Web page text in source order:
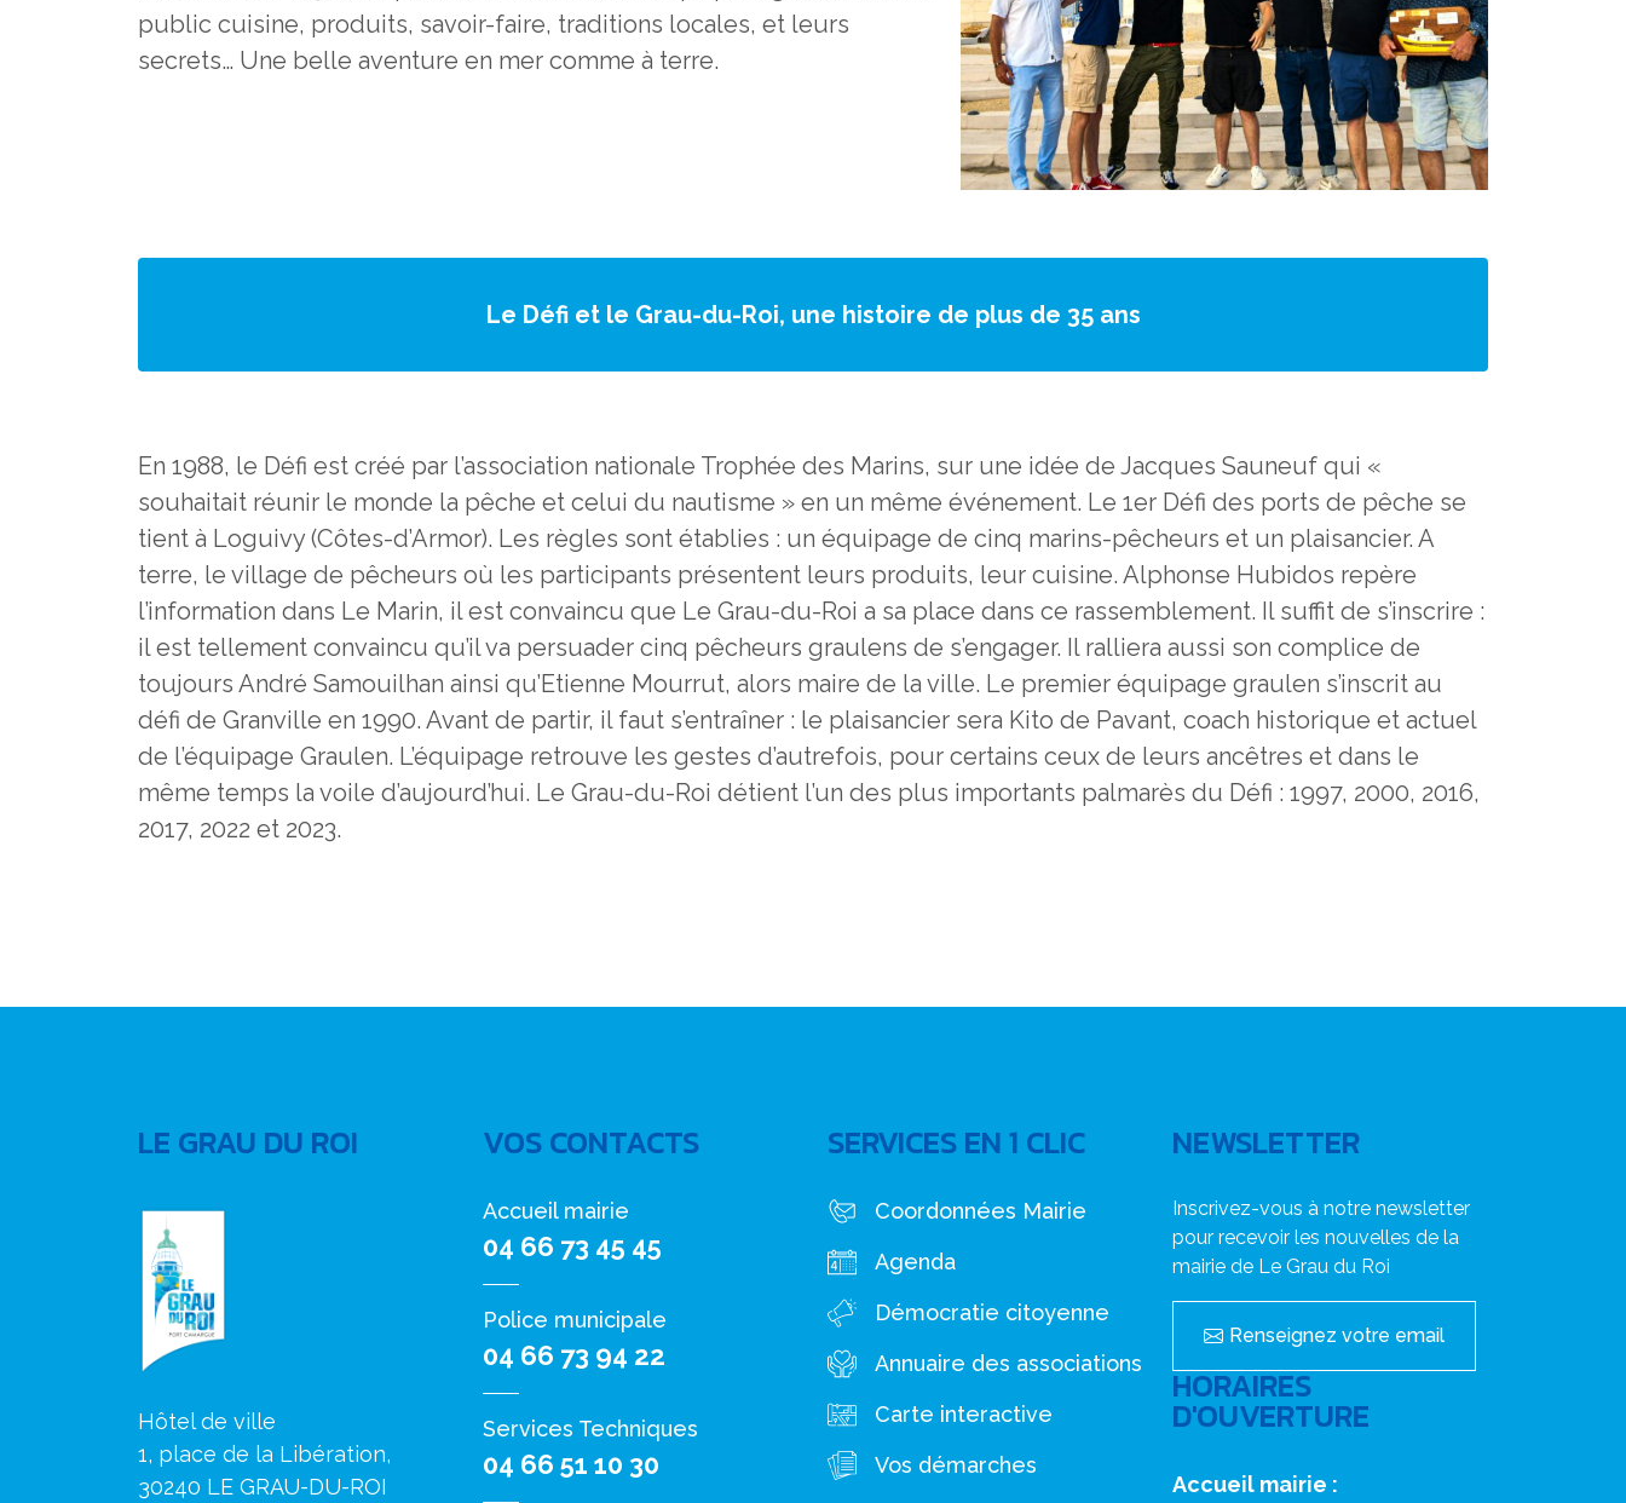
public cuisine, produits, savoir-faire, traditions locales, et leurs
secrets… Une belle aventure en mer comme à terre.
Le Défi et le Grau-du-Roi, une histoire de plus de 35 ans
En 1988, le Défi est créé par l’association nationale Trophée des Marins, sur une idée de Jacques Sauneuf qui «
souhaitait réunir le monde la pêche et celui du nautisme » en un même événement. Le 1er Défi des ports de pêche se
tient à Loguivy (Côtes-d’Armor). Les règles sont établies : un équipage de cinq marins-pêcheurs et un plaisancier. A
terre, le village de pêcheurs où les participants présentent leurs produits, leur cuisine. Alphonse Hubidos repère
l’information dans Le Marin, il est convaincu que Le Grau-du-Roi a sa place dans ce rassemblement. Il suffit de s’inscrire :
il est tellement convaincu qu’il va persuader cinq pêcheurs graulens de s’engager. Il ralliera aussi son complice de
toujours André Samouilhan ainsi qu’Etienne Mourrut, alors maire de la ville. Le premier équipage graulen s’inscrit au
défi de Granville en 1990. Avant de partir, il faut s’entraîner : le plaisancier sera Kito de Pavant, coach historique et actuel
de l’équipage Graulen. L’équipage retrouve les gestes d’autrefois, pour certains ceux de leurs ancêtres et dans le
même temps la voile d’aujourd’hui. Le Grau-du-Roi détient l’un des plus importants palmarès du Défi : 1997, 2000, 2016,
2017, 2022 et 2023.
LE GRAU DU ROI
Hôtel de ville
1, place de la Libération,
30240 LE GRAU-DU-ROI
VOS CONTACTS
Accueil mairie
04 66 73 45 45
Police municipale
04 66 73 94 22
Services Techniques
04 66 51 10 30
SERVICES EN 1 CLIC
Coordonnées Mairie
Agenda
Démocratie citoyenne
Annuaire des associations
Carte interactive
Vos démarches
NEWSLETTER
Inscrivez-vous à notre newsletter
pour recevoir les nouvelles de la
mairie de Le Grau du Roi
Renseignez votre email
HORAIRES
D'OUVERTURE
Accueil mairie :